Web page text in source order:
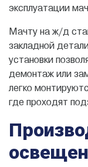
эксплуатации
Мачту на ж/д
закладной
установки
демонтаж или
легко
где проходят